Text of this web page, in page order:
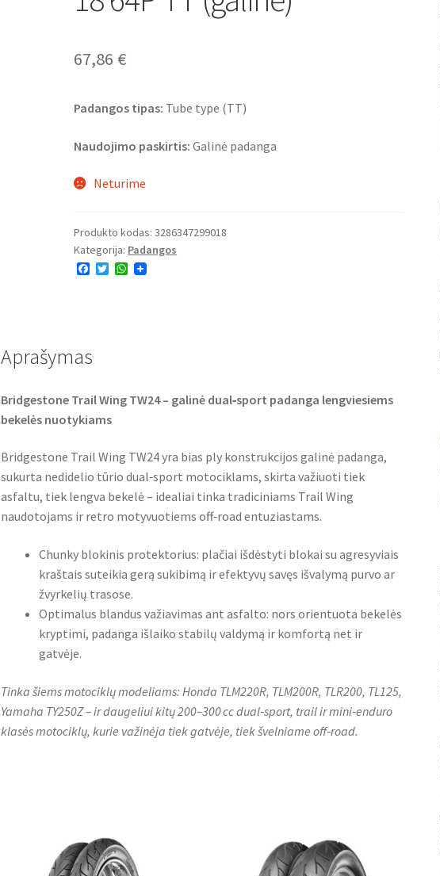
67,86 €
Padangos tipas: Tube type (TT)
Naudojimo paskirtis: Galinė padanga
Neturime
Produkto kodas:3286347299018
Kategorija: Padangos
F
k
T
W
Aprašymas
Bridgestone Trail Wing TW24 – galinė dual‑sport padanga lengviesiems
bekelės nuotykiams
Bridgestone Trail Wing TW24 yra bias ply konstrukcijos galinė padanga,
sukurta nedidelio tūrio dual‑sport motociklams, skirta važiuoti tiek
asfaltu, tiek lengva bekelė – idealiai tinka tradiciniams Trail Wing
naudotojams ir retro motyvuotiems off‑road entuziastams.
Chunky blokinis protektorius: plačiai išdėstyti blokai su agresyviais
kraštais suteikia gerą sukibimą ir efektyvų savęs išvalymą purvo ar
žvyrkelių trasose.
Optimalus blandus važiavimas ant asfalto: nors orientuota bekelės
kryptimi, padanga išlaiko stabilų valdymą ir komfortą net ir
gatvėje.
Tinka šiems motociklų modeliams: Honda TLM220R, TLM200R, TLR200, TL125,
Yamaha TY250Z – ir daugeliui kitų 200–300 cc dual‑sport, trail ir mini‑enduro
klasės motociklų, kurie važinėja tiek gatvėje, tiek švelniame off‑road.